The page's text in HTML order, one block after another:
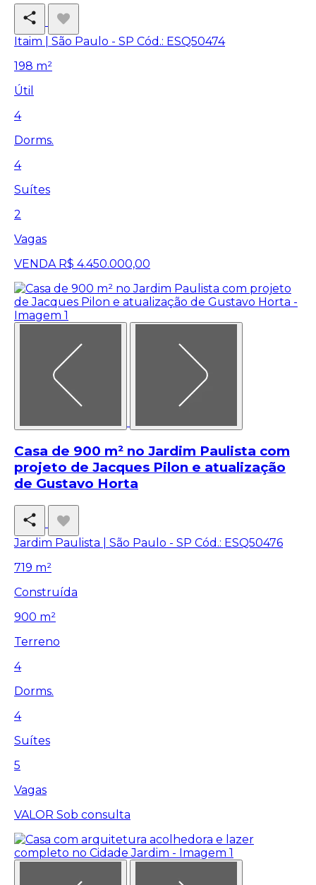
Itaim | São Paulo - SP Cód.: ESQ50474
198 m²
Útil
4
Dorms.
4
Suítes
2
Vagas
VENDA R$ 4.450.000,00
Casa de 900 m² no Jardim Paulista com
projeto de Jacques Pilon e atualização
de Gustavo Horta
Jardim Paulista | São Paulo - SP Cód.: ESQ50476
719 m²
Construída
900 m²
Terreno
4
Dorms.
4
Suítes
5
Vagas
VALOR Sob consulta